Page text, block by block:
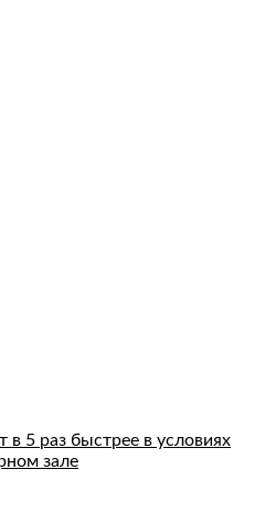
в 5 раз быстрее в условиях
зале